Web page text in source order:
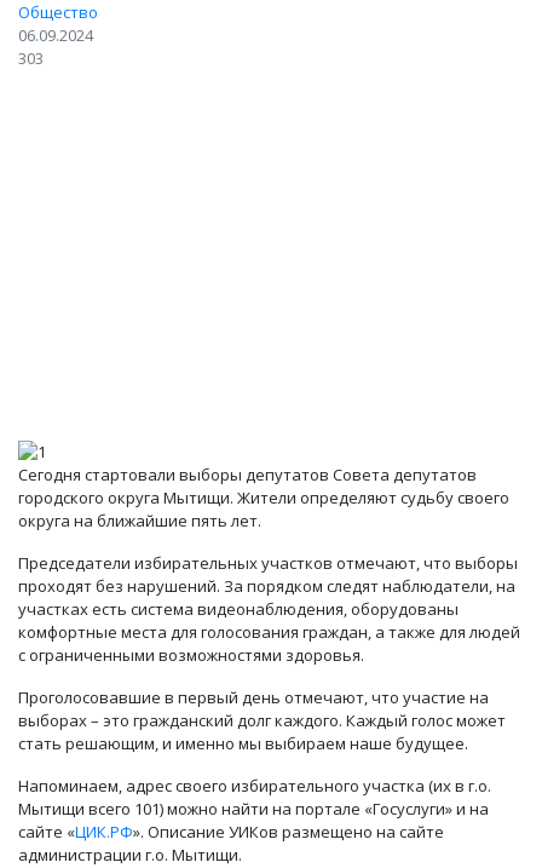
Общество
06.09.2024
303
Сегодня стартовали выборы депутатов Совета депутатов
городского округа Мытищи. Жители определяют судьбу своего
округа на ближайшие пять лет.
Председатели избирательных участков отмечают, что выборы
проходят без нарушений. За порядком следят наблюдатели, на
участках есть система видеонаблюдения, оборудованы
комфортные места для голосования граждан, а также для людей
с ограниченными возможностями здоровья.
Проголосовавшие в первый день отмечают, что участие на
выборах – это гражданский долг каждого. Каждый голос может
стать решающим, и именно мы выбираем наше будущее.
Напоминаем, адрес своего избирательного участка (их в г.о.
Мытищи всего 101) можно найти на портале «Госуслуги» и на
сайте «ЦИК.РФ». Описание УИКов размещено на сайте
администрации г.о. Мытищи.